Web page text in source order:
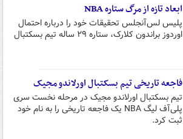
ابعاد تازه از مرگ ستاره NBA
پلیس لس‌آنجلس تحقیقات خود را درباره احتمال
اوردوز براندون کلارک، ستاره ۲۹ ساله تیم بسکتبال
فاجعه تاریخی تیم بسکتبال اورلاندو مجیک
تیم بسکتبال اورلاندو مجیک در مرحله نخست سری
پلی‌آف لیگ NBA یک فاجعه تاریخی را به نام خود
ثبت کرد.